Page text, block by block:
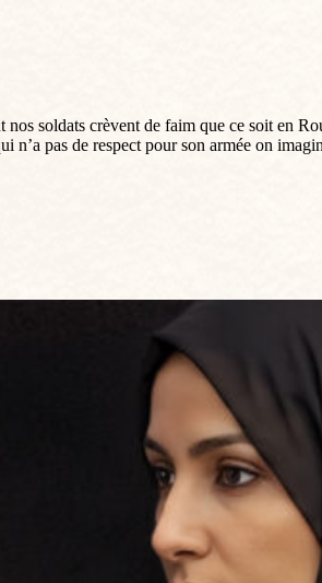
soldats crèvent de faim que ce soit en
pas de respect pour son armée on